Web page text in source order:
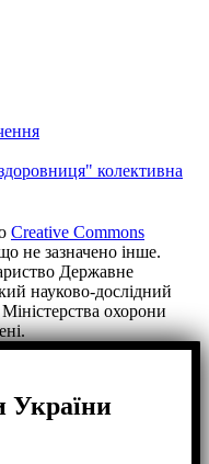
колективна
Creative Commons
не зазначено інше.
Державне
науково-дослідний
Міністерства охорони
України